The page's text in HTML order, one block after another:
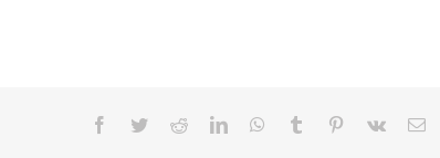
Facebook
TwitterRedditLinkedInWhatsApp
Tumblr Pinterest
Vk